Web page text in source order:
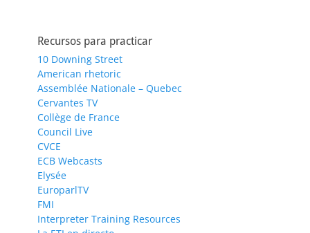
Recursos para practicar
10 Downing Street
American rhetoric
Assemblée Nationale – Quebec
Cervantes TV
Collège de France
Council Live
CVCE
ECB Webcasts
Elysée
EuroparlTV
FMI
Interpreter Training Resources